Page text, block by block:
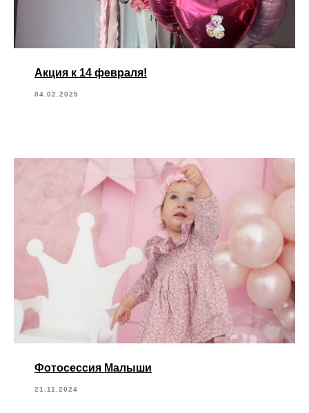
Акция к 14 февраля!
04.02.2025
Фотосессия Малыши
21.11.2024